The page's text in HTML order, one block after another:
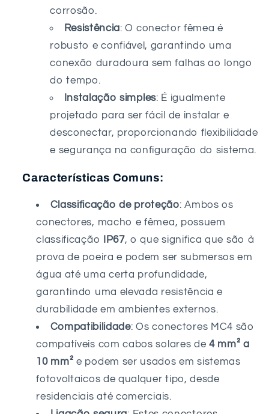
corrosão.
Resistência: O conector fêmea é
robusto e confiável, garantindo uma
conexão duradoura sem falhas ao longo
do tempo.
Instalação simples: É igualmente
projetado para ser fácil de instalar e
desconectar, proporcionando flexibilidade
e segurança na configuração do sistema.
Características Comuns:
Classificação de proteção: Ambos os
conectores, macho e fêmea, possuem
classificação
IP67, o que significa que são à
prova de poeira e podem ser submersos em
água até uma certa profundidade,
garantindo uma elevada resistência e
durabilidade em ambientes externos.
Compatibilidade: Os conectores MC4 são
compatíveis com cabos solares de4 mm² a
10 mm² e podem ser usados em sistemas
fotovoltaicos de qualquer tipo, desde
residenciais até comerciais.